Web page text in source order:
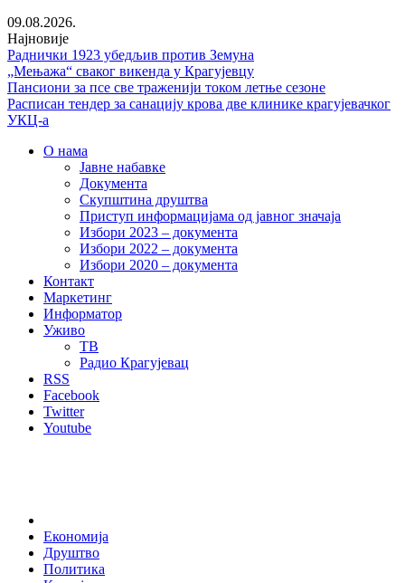
09.08.2026.
Најновије
Раднички 1923 убедљив против Земуна
„Мењажа“ сваког викенда у Крагујевцу
Пансиони за псе све траженији током летње сезоне
Расписан тендер за санацију крова две клинике крагујевачког
УКЦ-а
О нама
Јавне набавке
Документа
Скупштина друштва
Приступ информацијама од јавног значаја
Избори 2023 – документа
Избори 2022 – документа
Избори 2020 – документа
Контакт
Маркетинг
Информатор
Уживо
ТВ
Радио Крагујевац
RSS
Facebook
Twitter
Youtube
Економија
Друштво
Политика